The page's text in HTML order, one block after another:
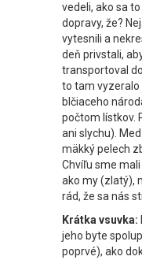
vedeli, ako sa
dopravy, že?
vytesnili a
deň privstali,
transportoval
to tam vyzeralo
blčiaceho
počtom lístkov.
ani slychu).
mäkký pelech
Chvíľu sme
ako my (zlatý),
rád, že sa nás
Krátka vsuvka:
jeho byte
poprvé), ako